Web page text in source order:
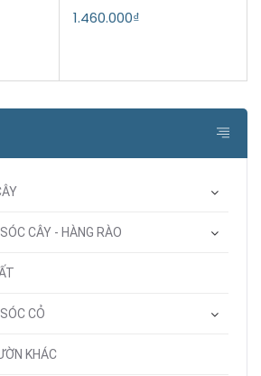
CÂY - HÀNG RÀO
CỎ
KHÁC
1.460.000₫